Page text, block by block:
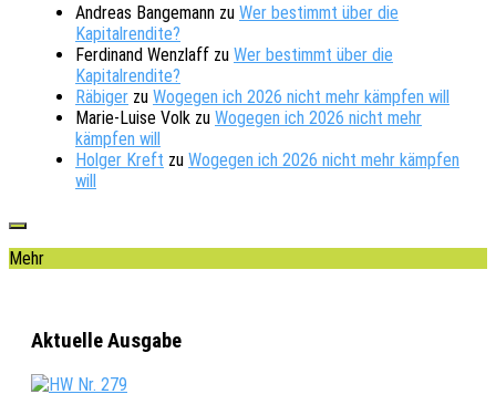
Andreas Bangemann zu Wer bestimmt über die
Kapitalrendite?
Ferdinand Wenzlaff zu Wer bestimmt über die
Kapitalrendite?
Räbiger zu Wogegen ich 2026 nicht mehr kämpfen will
Marie-Luise Volk zu Wogegen ich 2026 nicht mehr
kämpfen will
Holger Kreft zu Wogegen ich 2026 nicht mehr kämpfen
will
Mehr
Aktuelle Ausgabe